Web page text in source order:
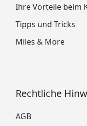
Ihre Vorteile beim
Tipps und Tricks
Miles & More
Rechtliche
AGB